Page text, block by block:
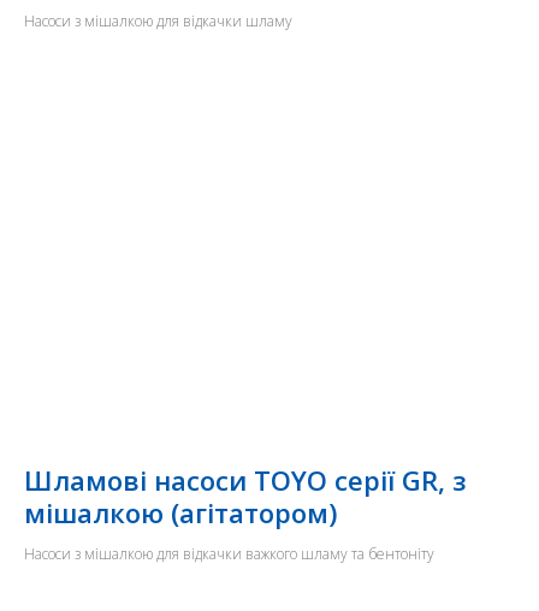
Насоси з мішалкою для відкачки шламу
Шламові насоси TOYO серії GR, з
мішалкою (агітатором)
Насоси з мішалкою для відкачки важкого шламу та бентоніту